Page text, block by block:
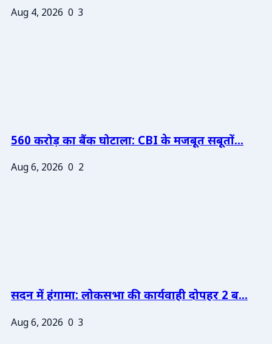
Aug 4, 2026 0 3
560 करोड़ का बैंक घोटाला: CBI के मजबूत सबूतों...
Aug 6, 2026 0 2
सदन में हंगामा: लोकसभा की कार्यवाही दोपहर 2 ब...
Aug 6, 2026 0 3